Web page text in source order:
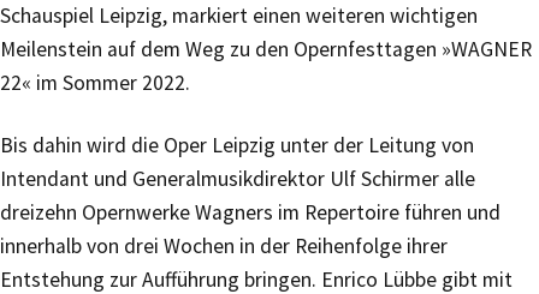
Schauspiel Leipzig, markiert einen weiteren wichtigen
Meilenstein auf dem Weg zu den Opernfesttagen »WAGNER
22« im Sommer 2022.
Bis dahin wird die Oper Leipzig unter der Leitung von
Intendant und Generalmusikdirektor Ulf Schirmer alle
dreizehn Opernwerke Wagners im Repertoire führen und
innerhalb von drei Wochen in der Reihenfolge ihrer
Entstehung zur Aufführung bringen. Enrico Lübbe gibt mit